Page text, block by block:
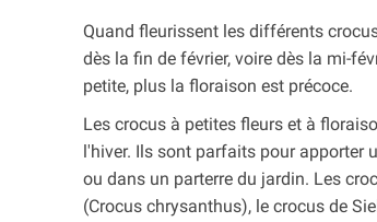
Quand fleurissent les différents
dès la fin de février, voire dès la mi-
petite, plus la floraison est précoce.
Les crocus à petites fleurs et à
l'hiver. Ils sont parfaits pour apporter
ou dans un parterre du jardin. Les
(Crocus chrysanthus), le crocus de